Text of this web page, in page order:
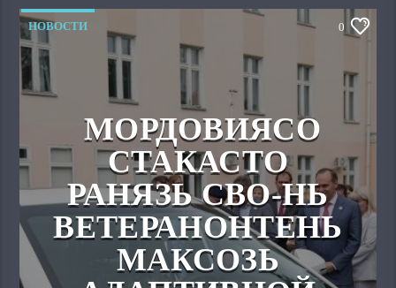
НОВОСТИ 0
МОРДОВИЯСО
СТАКАСТО
РАНЯЗЬ СВО-НЬ
ВЕТЕРАНОНТЕНЬ
МАКСОЗЬ